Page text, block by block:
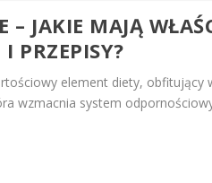
– JAKIE MAJĄ
PRZEPISY?
element diety, obfitujący
wzmacnia system